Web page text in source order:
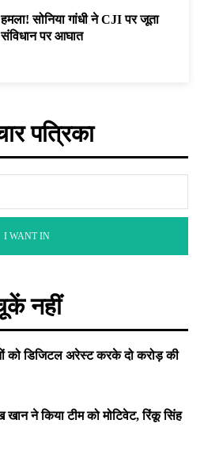
सोनिया गांधी ने CJI पर जूता
पर आघात
पत्रिका
I WANT IN
नहीं
डिजिटल अरेस्ट करके दो करोड़ की
ने किया टीम को मोटिवेट, रिंकू सिंह